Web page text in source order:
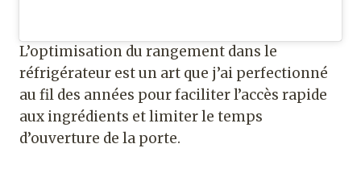
L’optimisation du rangement dans le
réfrigérateur est un art que j’ai perfectionné
au fil des années pour faciliter l’accès rapide
aux ingrédients et limiter le temps
d’ouverture de la porte.